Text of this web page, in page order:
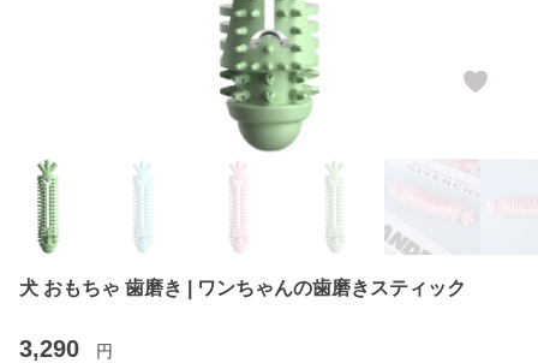
犬 おもちゃ 歯磨き | ワンちゃんの歯磨きスティック
3,290 円